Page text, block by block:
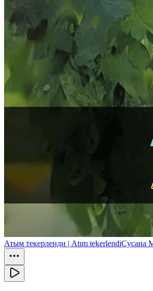
Атым текерленди | Atım tekerlendiСусана